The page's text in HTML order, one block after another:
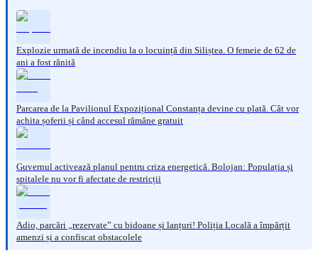
Explozie urmată de incendiu la o locuință din Siliștea. O femeie de 62 de
ani a fost rănită
Parcarea de la Pavilionul Expozițional Constanța devine cu plată. Cât vor
achita șoferii și când accesul rămâne gratuit
Guvernul activează planul pentru criza energetică. Bolojan: Populația și
spitalele nu vor fi afectate de restricții
Adio, parcări „rezervate” cu bidoane și lanțuri! Poliția Locală a împărțit
amenzi și a confiscat obstacolele